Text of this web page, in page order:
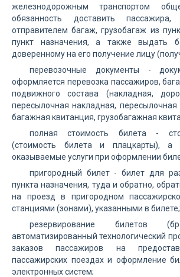
железнодорожным транспортом
обязанность доставить
отправителем багаж, грузобагаж из
пункт назначения, а также выдать
доверенному на его получение лицу
перевозочные документы -
оформляется перевозка пассажиров,
подвижного состава (накладная,
пересылочная накладная, пересылочная
багажная квитанция, грузобагажная
полная стоимость билета -
(стоимость билета и плацкарты),
оказываемые услуги при оформлении
пригородный билет - билет для
пункта назначения, туда и обратно,
на проезд в пригородном
станциями (зонами), указанными в билете;
резервирование билетов
автоматизированный технологический
заказов пассажиров на
пассажирских поездах и оформление
электронных систем;